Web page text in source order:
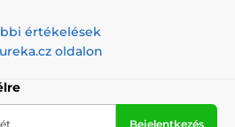
értékelések
oldalon
Bejelentkezés